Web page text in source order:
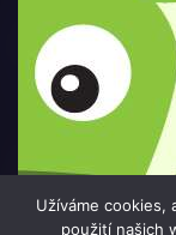
Užíváme cookies,
použití našich